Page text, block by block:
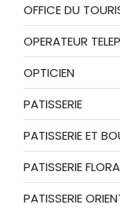
OFFICE DU
OPERATEUR
OPTICIEN
PATISSERIE
PATISSERIE ET
PATISSERIE
PATISSERIE